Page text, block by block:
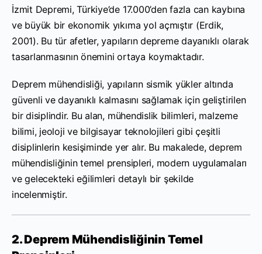
İzmit Depremi, Türkiye’de 17.000’den fazla can kaybına
ve büyük bir ekonomik yıkıma yol açmıştır (Erdik,
2001). Bu tür afetler, yapıların depreme dayanıklı olarak
tasarlanmasının önemini ortaya koymaktadır.
Deprem mühendisliği, yapıların sismik yükler altında
güvenli ve dayanıklı kalmasını sağlamak için geliştirilen
bir disiplindir. Bu alan, mühendislik bilimleri, malzeme
bilimi, jeoloji ve bilgisayar teknolojileri gibi çeşitli
disiplinlerin kesişiminde yer alır. Bu makalede, deprem
mühendisliğinin temel prensipleri, modern uygulamaları
ve gelecekteki eğilimleri detaylı bir şekilde
incelenmiştir.
2. Deprem Mühendisliğinin Temel